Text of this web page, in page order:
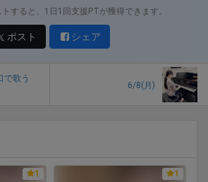
トすると、1日1回支援PTが獲得できます。
ポスト シェア
で歌う
6/8(月)
1 1